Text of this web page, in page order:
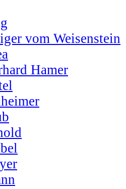
vom Weisenstein
Hamer